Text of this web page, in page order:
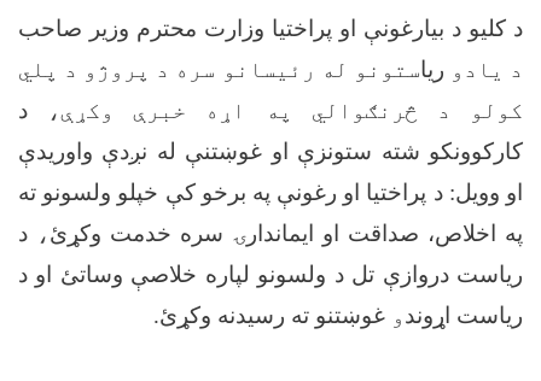
د کلیو د بیارغونې او پراختیا وزارت محترم وزير
صاحب
د یادو ریاستونو له رئیسانو سره د پروژو د پلي
کولو د څرنګوالي په اړه خبرې وکړې،
د
کارکوونکو شته ستونزې او غوښتنې له نږدې واوریدې
او وویل: د پراختیا او رغونې په برخو کې خپلو ولسونو ته
په اخلاص، صداقت او ایماندارۍ سره خدمت وکړئ، د
ریاست دروازې تل د ولسونو لپاره خلاصې وساتئ او د
ریاست اړوندو غوښتنو ته رسیدنه وکړئ.